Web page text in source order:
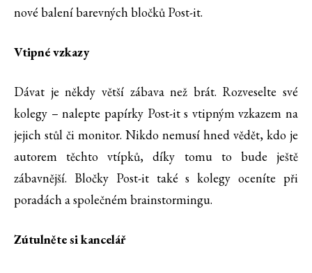
nové balení barevných bločků Post-it.
Vtipné vzkazy
Dávat je někdy větší zábava než brát. Rozveselte své
kolegy – nalepte papírky Post-it s vtipným vzkazem na
jejich stůl či monitor. Nikdo nemusí hned vědět, kdo je
autorem těchto vtípků, díky tomu to bude ještě
zábavnější. Bločky Post-it také s kolegy oceníte při
poradách a společném brainstormingu.
Zútulněte si kancelář